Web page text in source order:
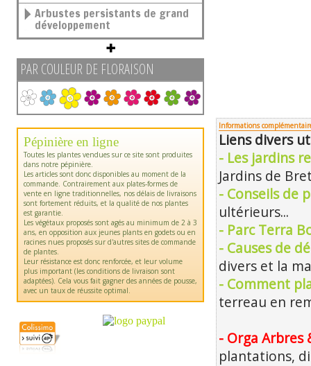
Arbustes persistants de grand
développement
PAR COULEUR DE FLORAISON
Pépinière en ligne
Toutes les plantes vendues sur ce site sont produites
dans notre pépinière.
Les articles sont donc disponibles au moment de la
commande. Contrairement aux plates-formes de
vente en ligne traditionnelles, nos délais de livraisons
sont fortement réduits, et la qualité de nos plantes
est garantie.
Les végétaux proposés sont agés au minimum de 2 à 3
ans, en opposition aux jeunes plants en godets ou en
racines nues proposés sur d'autres sites de commande
de plantes.
Leur résistance est donc renforcée, et leur volume
plus important (les conditions de livraison sont
adaptées). Cela vous fait gagner des années de pousse,
avec un taux de réussite optimal.
Informations
Liens divers
- Les jardins
Jardins de
- Conseils de
ultérieurs...
- Parc Terra
- Causes de
divers et la
- Comment
terreau en
- Orga Arbres
plantations,